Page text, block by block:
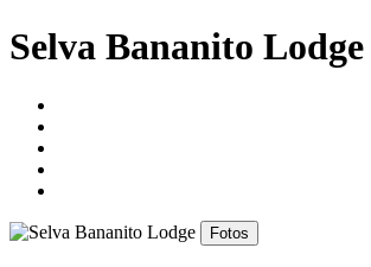
Selva Bananito Lodge
Fotos